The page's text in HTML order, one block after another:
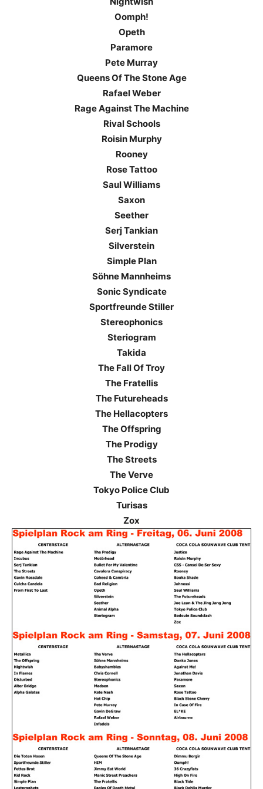
Oomph!
Opeth
Paramore
Pete Murray
Queens Of The Stone Age
Rafael Weber
Rage Against The Machine
Rival Schools
Roisin Murphy
Rooney
Rose Tattoo
Saul Williams
Saxon
Seether
Serj Tankian
Silverstein
Simple Plan
Söhne Mannheims
Sonic Syndicate
Sportfreunde Stiller
Stereophonics
Steriogram
Takida
The Fall Of Troy
The Fratellis
The Futureheads
The Hellacopters
The Offspring
The Prodigy
The Streets
The Verve
Tokyo Police Club
Turisas
Zox